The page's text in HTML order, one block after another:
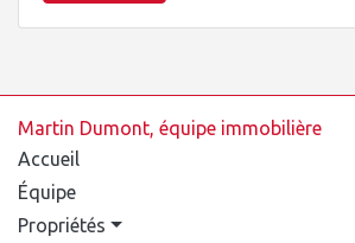
Martin Dumont, équipe immobilière
Accueil
Équipe
Propriétés